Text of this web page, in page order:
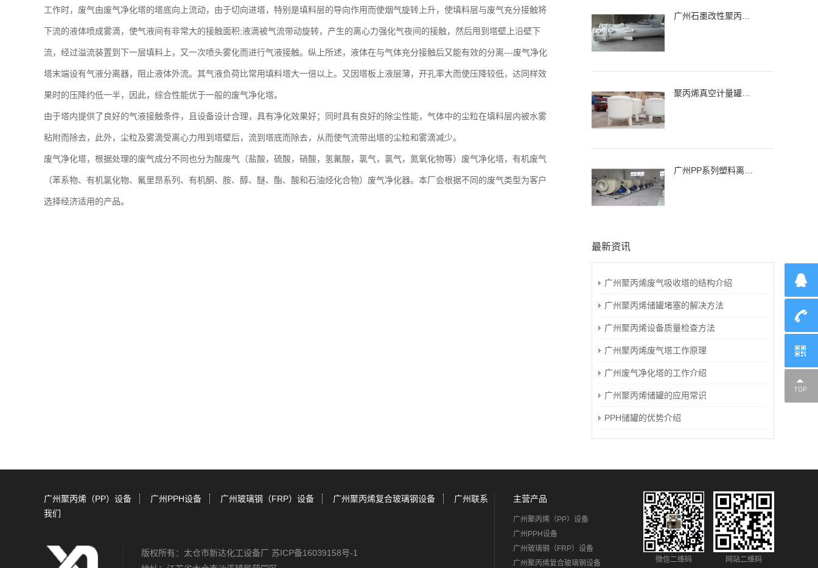
工作时，废气由废气净化塔的塔底向上流动，由于切向进塔，特别是填料层的导向作用而使烟气旋转上升，使填料层与废气充分接触将
下流的液体喷成雾滴，使气液间有非常大的接触面积;液滴被气流带动旋转，产生的离心力强化气夜间的接触，然后甩到塔壁上沿壁下
流，经过溢流装置到下一层填料上，又一次喷头雾化而进行气液接触。纵上所述，液体在与气体充分接触后又能有效的分离---废气净化
塔末端设有气液分离器，阻止液体外流。其气液负荷比常用填料塔大一倍以上。又因塔板上液层薄，开孔率大而使压降较低，达同样效
果时的压降约低一半，因此，综合性能优于一般的废气净化塔。
由于塔内提供了良好的气液接触条件，且设备设计合理，具有净化效果好；同时具有良好的除尘性能，气体中的尘粒在填料层内被水雾
粘附而除去，此外，尘粒及雾滴受离心力甩到塔壁后，流到塔底而除去，从而使气流带出塔的尘粒和雾滴减少。
废气净化塔，根据处理的废气成分不同也分为酸废气（盐酸，硫酸，硝酸，氢氟酸，氯气，氯气，氮氧化物等）废气净化塔，有机废气
（苯系物、有机氯化物、氟里昂系列、有机酮、胺、醇、醚、酯、酸和石油烃化合物）废气净化器。本厂会根据不同的废气类型为客户
选择经济适用的产品。
最新资讯
广州聚丙烯废气吸收塔的结构介绍
广州聚丙烯储罐堵塞的解决方法
广州聚丙烯设备质量检查方法
广州聚丙烯废气塔工作原理
广州废气净化塔的工作介绍
广州聚丙烯储罐的应用常识
PPH储罐的优势介绍
广州聚丙烯（PP）设备 广州PPH设备 广州玻璃钢（FRP）设备 广州聚丙烯复合玻璃钢设备
广州联系
我们
版权所有：太仓市新达化工设备厂 苏ICP备16039158号-1
主营产品
广州聚丙烯（PP）设备
广州PPH设备
广州玻璃钢（FRP）设备
广州聚丙烯复合玻璃钢设备
微信二维码 网站二维码